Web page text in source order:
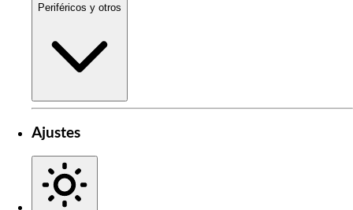
Periféricos y otros
Ajustes